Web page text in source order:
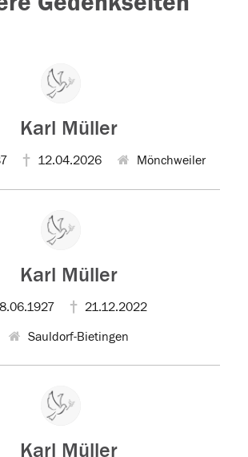
Karl Müller
12.04.2026 Mönchweiler
Karl Müller
21.12.2022
Sauldorf-Bietingen
Karl Müller